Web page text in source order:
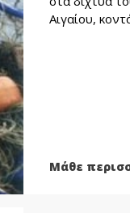
Αιγαίου,
Μάθε